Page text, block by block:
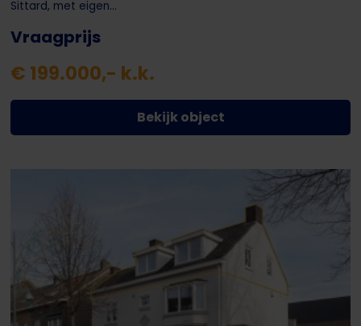
Sittard, met eigen...
Vraagprijs
€ 199.000,- k.k.
Bekijk object